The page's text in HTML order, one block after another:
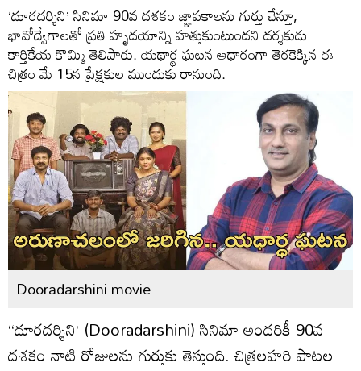
‘దూరదర్శిని’ సినిమా 90వ దశకం జ్ఞాపకాలను గుర్తు చేస్తూ,
భావోద్వేగాలతో ప్రతి హృదయాన్ని హత్తుకుంటుందని దర్శకుడు
కార్తికేయ కొమ్మి తెలిపారు. యథార్థ ఘటన ఆధారంగా తెరకెక్కిన ఈ
చిత్రం మే 15న ప్రేక్షకుల ముందుకు రానుంది.
Dooradarshini movie
‘‘దూరదర్శిని’ (Dooradarshini) సినిమా అందరికీ 90వ
దశకం నాటి రోజులను గుర్తుకు తెస్తుంది. చిత్రలహరి పాటల